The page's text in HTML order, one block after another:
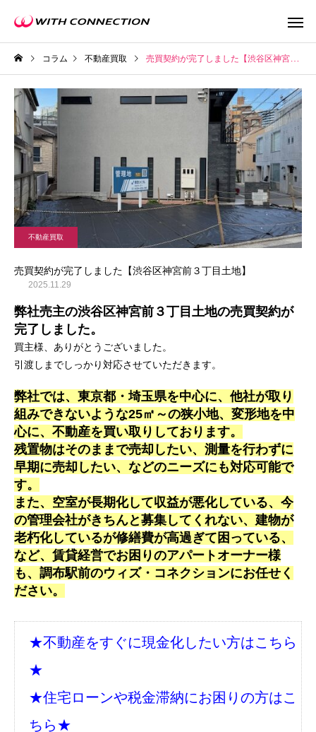
不動産買取 任意売
ウィズの利益還元
コラム 不動産買取 売買契約が完了しました【渋谷区神宮前３丁目土地】
不動産買取
売買契約が完了しました【渋谷区神宮前３丁目土地】
2025.11.29
弊社売主の渋谷区神宮前３丁目土地の売買契約が
完了しました。
買主様、ありがとうございました。
引渡しまでしっかり対応させていただきます。
弊社では、東京都・埼玉県を中心に、他社が取り
組みできないような25㎡～の狭小地、変形地を中
心に、不動産を買い取りしております。
残置物はそのままで売却したい、測量を行わずに
早期に売却したい、などのニーズにも対応可能で
す。
また、空室が長期化して収益が悪化している、今
の管理会社がきちんと募集してくれない、建物が
老朽化しているが修繕費が高過ぎて困っている、
など、賃貸経営でお困りのアパートオーナー様
も、調布駅前のウィズ・コネクションにお任せく
ださい。
★不動産をすぐに現金化したい方はこちら
★
★住宅ローンや税金滞納にお困りの方はこ
ちら★